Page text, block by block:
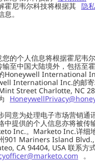
霍尼韦尔科技将根据其 隐
。
您的个人信息将根据霍尼韦
输至中国大陆境外，包括至
Honeywell International
International Inc.的邮寄
Street Charlotte, NC
同意为处理电子市场营销通
中提供的个人信息亦将被传
Inc.。Marketo Inc.详细
901 Mariners Island
CA 94404, USA 联系方
。